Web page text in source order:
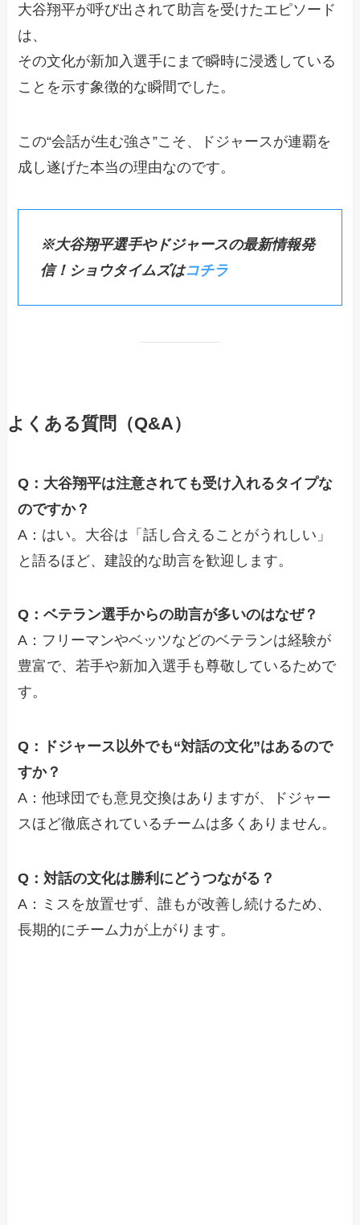
大谷翔平が呼び出されて助言を受けたエピソード
は、
その文化が新加入選手にまで瞬時に浸透している
ことを示す象徴的な瞬間でした。
この“会話が生む強さ”こそ、ドジャースが連覇を
成し遂げた本当の理由なのです。
※大谷翔平選手やドジャースの最新情報発
信！ショウタイムズはコチラ
よくある質問（Q&A）
Q：大谷翔平は注意されても受け入れるタイプな
のですか？
A：はい。大谷は「話し合えることがうれしい」
と語るほど、建設的な助言を歓迎します。
Q：ベテラン選手からの助言が多いのはなぜ？
A：フリーマンやベッツなどのベテランは経験が
豊富で、若手や新加入選手も尊敬しているためで
す。
Q：ドジャース以外でも“対話の文化”はあるので
すか？
A：他球団でも意見交換はありますが、ドジャー
スほど徹底されているチームは多くありません。
Q：対話の文化は勝利にどうつながる？
A：ミスを放置せず、誰もが改善し続けるため、
長期的にチーム力が上がります。